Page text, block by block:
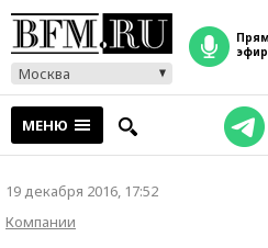
Москва
прямой
эфир
МЕНЮ
19 декабря 2016, 17:52
Компании